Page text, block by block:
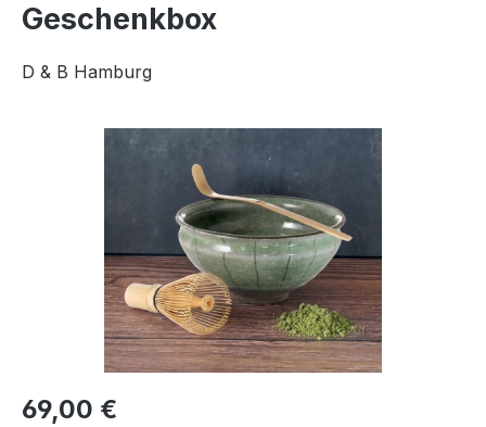
Geschenkbox
D & B Hamburg
Bildergalerie überspringen
69,00 €